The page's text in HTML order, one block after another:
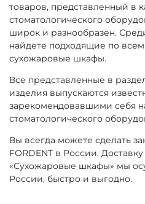
товаров, представленный в
стоматологического
широк и разнообразен.
найдете подходящие по
сухожаровые шкафы.
Все представленные в
изделия выпускаются
зарекомендовавшими себя
стоматологического
Вы всегда можете сделать
FORDENT в России.
«Сухожаровые шкафы» мы
России, быстро и выгодно.